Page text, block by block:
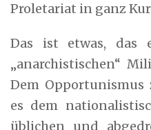
Proletariat in ganz
Das ist etwas, das
„anarchistischen“
Dem
es dem
üblichen und